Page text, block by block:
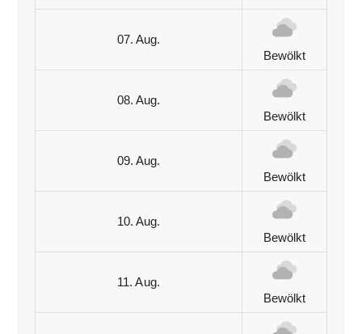
07. Aug.
Bewölkt
08. Aug.
Bewölkt
09. Aug.
Bewölkt
10. Aug.
Bewölkt
11. Aug.
Bewölkt